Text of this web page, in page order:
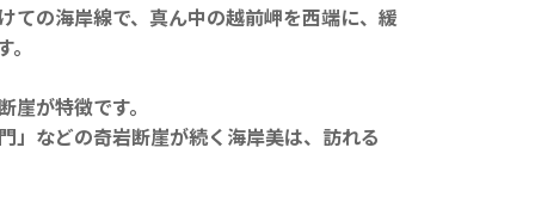
ての海岸線で、真ん中の越前岬を西端に、緩
が特徴です。
」などの奇岩断崖が続く海岸美は、訪れる